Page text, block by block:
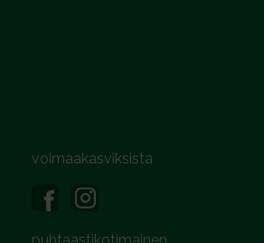
voimaakasviksista
puhtaastikotimainen